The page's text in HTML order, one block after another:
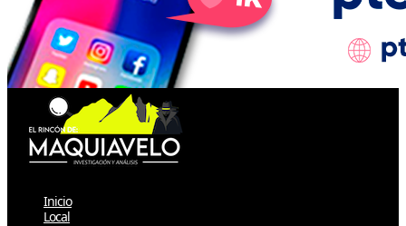
Inicio
Local